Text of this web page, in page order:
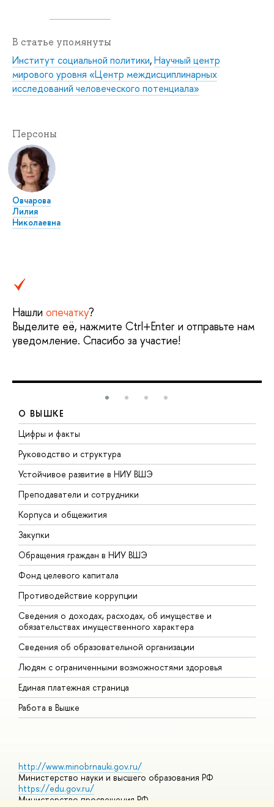
В статье упомянуты
Институт социальной политики,Научный центр
мирового уровня «Центр междисциплинарных
исследований человеческого потенциала»
Персоны
Овчарова
Лилия
Николаевна
Нашли опечатку?
Выделите её, нажмите Ctrl+Enter и отправьте нам
уведомление. Спасибо за участие!
О ВЫШКЕ
Цифры и факты
Руководство и структура
Устойчивое развитие в НИУ ВШЭ
Преподаватели и сотрудники
Корпуса и общежития
Закупки
Обращения граждан в НИУ ВШЭ
Фонд целевого капитала
Противодействие коррупции
Сведения о доходах, расходах, об имуществе и
обязательствах имущественного характера
Сведения об образовательной организации
Людям с ограниченными возможностями здоровья
Единая платежная страница
Работа в Вышке
http://www.minobrnauki.gov.ru/
Министерство науки и высшего образования РФ
https://edu.gov.ru/
Министерство просвещения РФ